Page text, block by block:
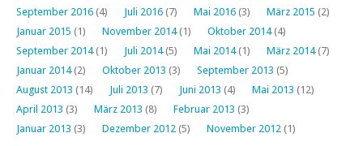
September 2016 (4) Juli 2016 (7) Mai 2016 (3) März 2015 (2)
Januar 2015 (1) November 2014(1) Oktober 2014(4)
September 2014(1) Juli 2014(5) Mai 2014(1) März 2014(7)
Januar 2014(2) Oktober 2013 (3) September 2013 (5)
August 2013 (14) Juli 2013 (7) Juni 2013 (4) Mai 2013 (12)
April 2013 (3) März 2013 (8) Februar 2013 (3)
Januar 2013 (3) Dezember 2012 (5) November 2012 (1)